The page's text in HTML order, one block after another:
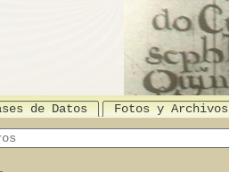
de Datos Fotos y Archivos